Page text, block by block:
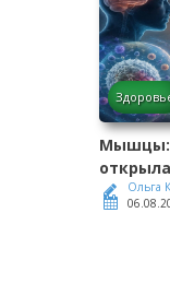
Мышцы:
Ольга